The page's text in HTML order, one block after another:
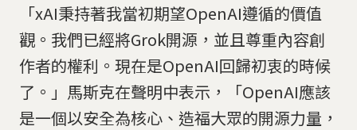
「xAI秉持著我當初期望OpenAI遵循的價值
觀。我們已經將Grok開源，並且尊重內容創
作者的權利。現在是OpenAI回歸初衷的時候
了。」馬斯克在聲明中表示，「OpenAI應該
是一個以安全為核心、造福大眾的開源力量，